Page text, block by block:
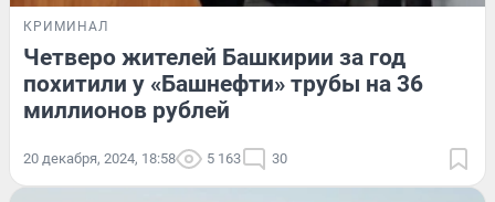
КРИМИНАЛ
Четверо жителей Башкирии за год
похитили у «Башнефти» трубы на 36
миллионов рублей
20 декабря, 2024, 18:58 5 163 30